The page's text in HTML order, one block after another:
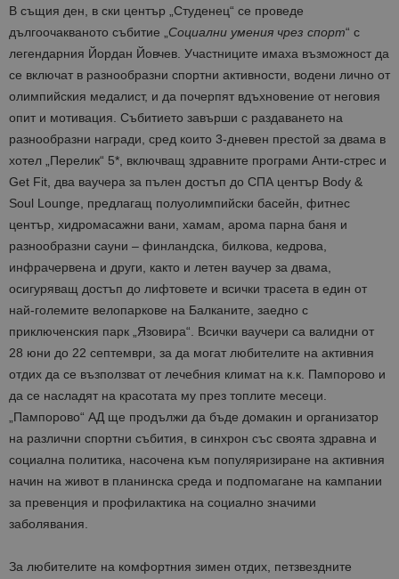
В същия ден, в ски център „Студенец“ се проведе
дългоочакваното събитие „ Социални умения чрез спорт“ с
легендарния Йордан Йовчев. Участниците имаха възможност да
се включат в разнообразни спортни активности, водени лично от
олимпийския медалист, и да почерпят вдъхновение от неговия
опит и мотивация. Събитието завърши с раздаването на
разнообразни награди, сред които 3-дневен престой за двама в
хотел „Перелик“ 5*, включващ здравните програми Анти-стрес и
Get Fit, два ваучера за пълен достъп до СПА център Body &
Soul Lounge, предлагащ полуолимпийски басейн, фитнес
център, хидромасажни вани, хамам, арома парна баня и
разнообразни сауни – финландска, билкова, кедрова,
инфрачервена и други, както и летен ваучер за двама,
осигуряващ достъп до лифтовете и всички трасета в един от
най-големите велопаркове на Балканите, заедно с
приключенския парк „Язовира“. Всички ваучери са валидни от
28 юни до 22 септември, за да могат любителите на активния
отдих да се възползват от лечебния климат на к.к. Пампорово и
да се насладят на красотата му през топлите месеци.
„Пампорово“ АД ще продължи да бъде домакин и организатор
на различни спортни събития, в синхрон със своята здравна и
социална политика, насочена към популяризиране на активния
начин на живот в планинска среда и подпомагане на кампании
за превенция и профилактика на социално значими
заболявания.
За любителите на комфортния зимен отдих, петзвездните